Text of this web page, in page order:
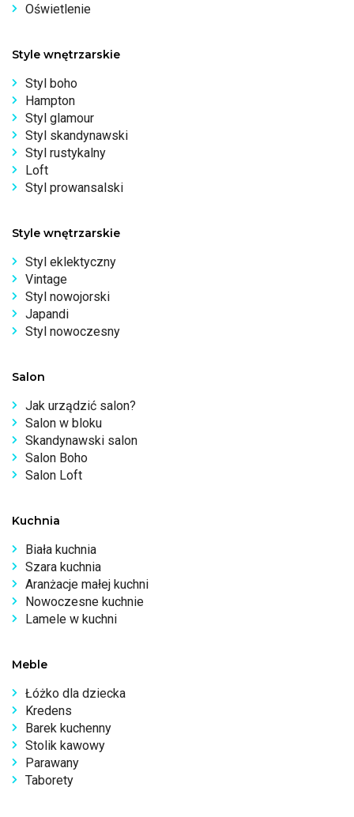
Oświetlenie
Style wnętrzarskie
Styl boho
Hampton
Styl glamour
Styl skandynawski
Styl rustykalny
Loft
Styl prowansalski
Style wnętrzarskie
Styl eklektyczny
Vintage
Styl nowojorski
Japandi
Styl nowoczesny
Salon
Jak urządzić salon?
Salon w bloku
Skandynawski salon
Salon Boho
Salon Loft
Kuchnia
Biała kuchnia
Szara kuchnia
Aranżacje małej kuchni
Nowoczesne kuchnie
Lamele w kuchni
Meble
Łóżko dla dziecka
Kredens
Barek kuchenny
Stolik kawowy
Parawany
Taborety